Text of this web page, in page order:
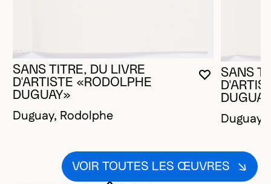
VOUS
FERMER
OUVRIR LA
SANS TITRE, DU LIVRE
D'ARTISTE «RODOLPHE
DUGUAY»
Duguay, Rodolphe
SANS
Duguay,
VOIR TOUTES LES ŒUVRES